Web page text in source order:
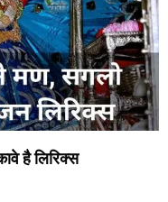
है लिरिक्स